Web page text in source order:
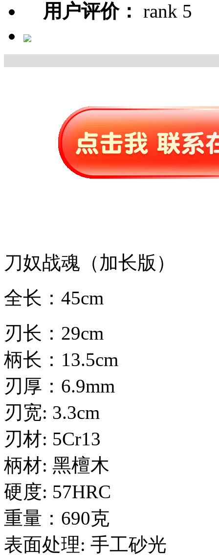
用户评价：
刀奴战魂（加长版）
全长：45cm
刃长：29cm
柄长：13.5cm
刃厚：6.9mm
刃宽: 3.3cm
刃材: 5Cr13
柄材: 黑檀木
硬度: 57HRC
重量：690克
表面处理: 手工砂光